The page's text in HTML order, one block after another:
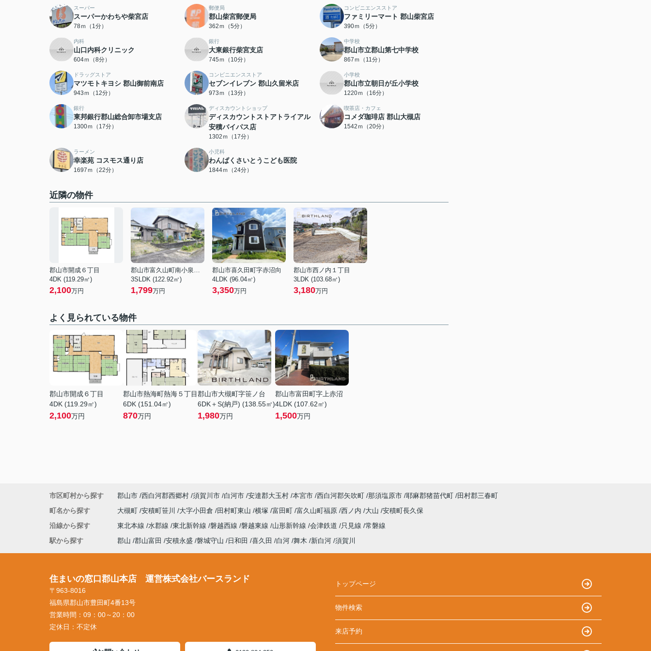
スーパー
スーパーかわちや柴宮店
78ｍ（1分）
郵便局
郡山柴宮郵便局
362ｍ（5分）
コンビニエンスストア
ファミリーマート 郡山柴宮店
390ｍ（5分）
内科
山口内科クリニック
604ｍ（8分）
銀行
大東銀行柴宮支店
745ｍ（10分）
中学校
郡山市立郡山第七中学校
867ｍ（11分）
ドラッグストア
マツモトキヨシ 郡山御前南店
943ｍ（12分）
コンビニエンスストア
セブンイレブン 郡山久留米店
973ｍ（13分）
小学校
郡山市立朝日が丘小学校
1220ｍ（16分）
銀行
東邦銀行郡山総合卸市場支店
1300ｍ（17分）
ディスカウントショップ
ディスカウントストアトライアル
安積バイパス店
1302ｍ（17分）
喫茶店・カフェ
コメダ珈琲店 郡山大槻店
1542ｍ（20分）
ラーメン
幸楽苑 コスモス通り店
1697ｍ（22分）
小児科
わんぱくさいとうこども医院
1844ｍ（24分）
近隣の物件
郡山市開成６丁目
4DK (119.29㎡)
2,100万円
郡山市富久山町南小泉字関場
3SLDK (122.92㎡)
1,799万円
郡山市喜久田町字赤沼向
4LDK (96.04㎡)
3,350万円
郡山市西ノ内１丁目
3LDK (103.68㎡)
3,180万円
よく見られている物件
郡山市開成６丁目
4DK (119.29㎡)
2,100万円
郡山市熱海町熱海５丁目
6DK (151.04㎡)
870万円
郡山市大槻町字笹ノ台
6DK＋S(納戸) (138.55㎡)
1,980万円
郡山市富田町字上赤沼
4LDK (107.62㎡)
1,500万円
市区町村から探す 郡山市 西白河郡西郷村 須賀川市 白河市 安達郡大玉村 本宮市 西白河郡矢吹町 那須塩原市 耶麻郡猪苗代町
田村郡三春町
町名から探す
大槻町 安積町笹川 大字小田倉 田村町東山 横塚 富田町 富久山町福原 西ノ内 大山 安積町長久保
沿線から探す
東北本線 水郡線 東北新幹線 磐越西線 磐越東線 山形新幹線 会津鉄道 只見線 常磐線
駅から探す
郡山 郡山富田 安積永盛 磐城守山 日和田 喜久田 白河 舞木 新白河 須賀川
住まいの窓口郡山本店 運営株式会社バースランド
〒963-8016
福島県郡山市豊田町4番13号
営業時間： 09：00～20：00
定休日： 不定休
トップページ
物件検索
来店予約